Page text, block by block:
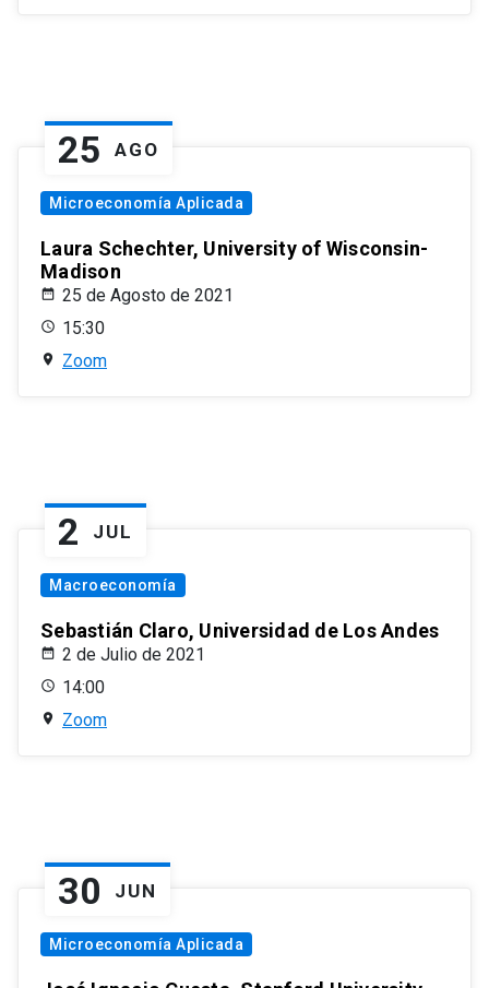
25 AGO
Microeconomía Aplicada
Laura Schechter, University of Wisconsin-
Madison
25 de Agosto de 2021
15:30
Zoom
2 JUL
Macroeconomía
Sebastián Claro, Universidad de Los Andes
2 de Julio de 2021
14:00
Zoom
30 JUN
Microeconomía Aplicada